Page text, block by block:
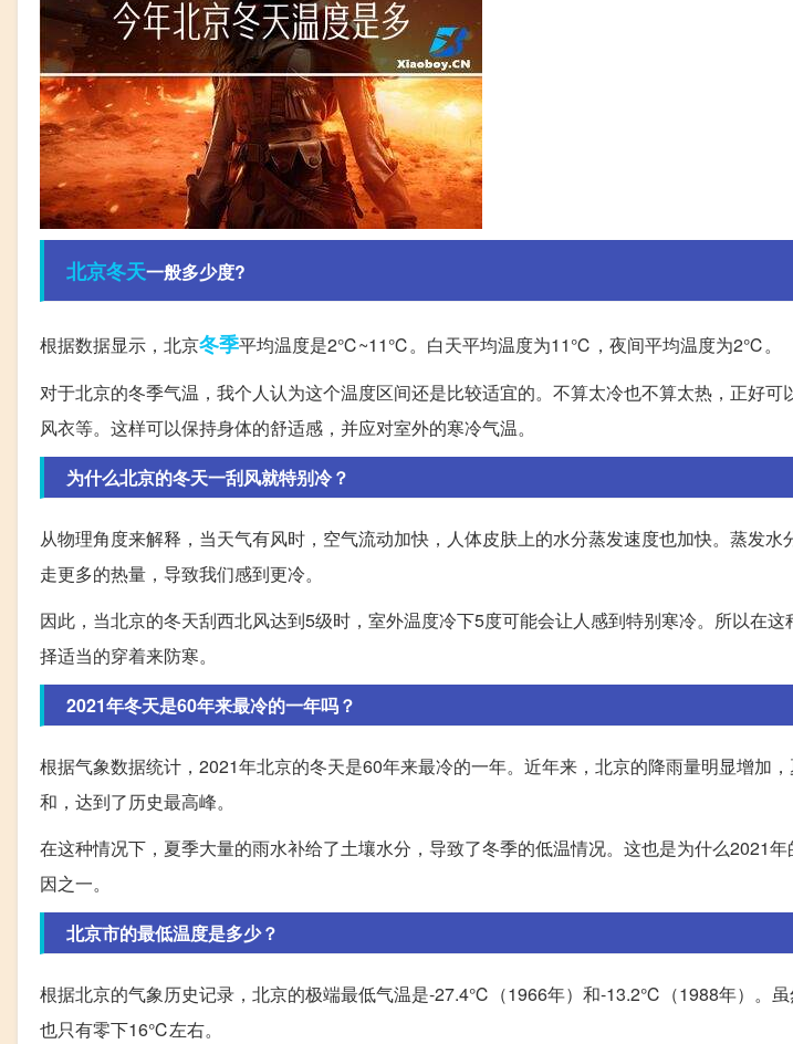
北京冬天一般多少度?
根据数据显示，北京冬季平均温度是2℃~11℃。白天平均温度为11℃，夜间平均温度为2℃。
对于北京的冬季气温，我个人认为这个温度区间还是比较适宜的。不算太冷也不算太热，正好可
风衣等。这样可以保持身体的舒适感，并应对室外的寒冷气温。
为什么北京的冬天一刮风就特别冷？
从物理角度来解释，当天气有风时，空气流动加快，人体皮肤上的水分蒸发速度也加快。蒸发
走更多的热量，导致我们感到更冷。
因此，当北京的冬天刮西北风达到5级时，室外温度冷下5度可能会让人感到特别寒冷。所以在
择适当的穿着来防寒。
2021年冬天是60年来最冷的一年吗？
根据气象数据统计，2021年北京的冬天是60年来最冷的一年。近年来，北京的降雨量明显增加
和，达到了历史最高峰。
在这种情况下，夏季大量的雨水补给了土壤水分，导致了冬季的低温情况。这也是为什么2021
因之一。
北京市的最低温度是多少？
根据北京的气象历史记录，北京的极端最低气温是-27.4℃（1966年）和-13.2℃（1988年）。
也只有零下16℃左右。